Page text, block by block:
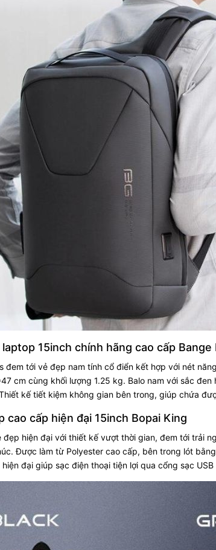
15inch chính hãng cao cấp Bange
đem tới vẻ đẹp nam tính cổ điển kết hợp với nét
cm cùng khối lượng 1.25 kg. Balo nam với sắc
kế tiết kiệm không gian bên trong, giúp chứa
cao cấp hiện đại 15inch Bopai King
đẹp hiện đại với thiết kế vượt thời gian, đem tới trải
Được làm từ Polyester cao cấp, bên trong lót
đại giúp sạc điện thoại tiện lợi qua cổng sạc